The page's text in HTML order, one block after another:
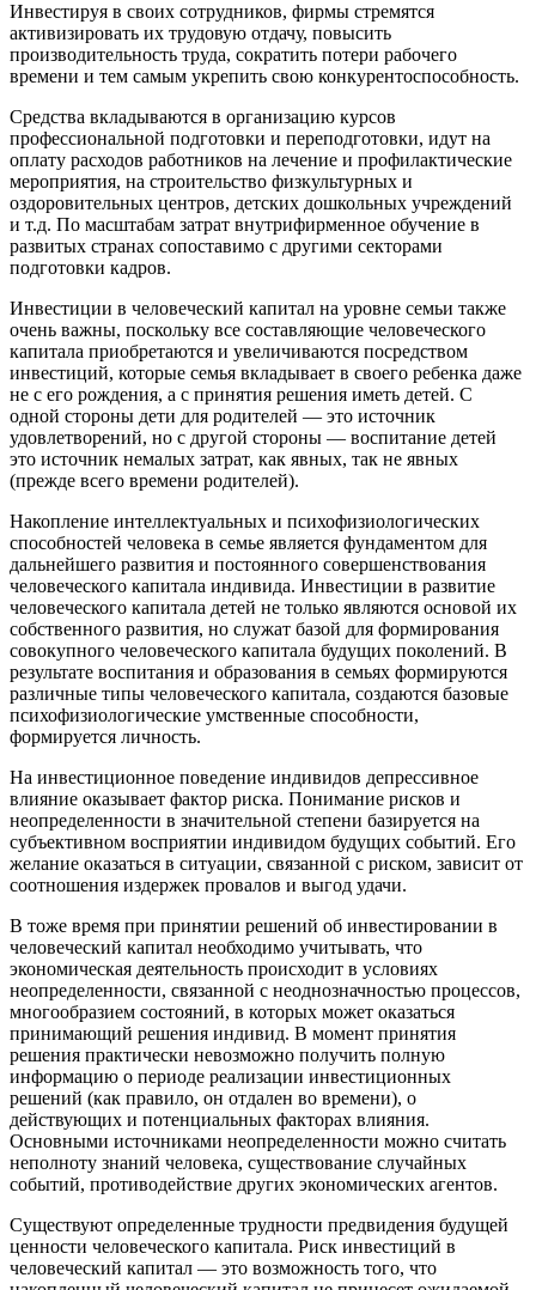
Инвестируя в своих сотрудников, фирмы стремятся
активизировать их трудовую отдачу, повысить
производительность труда, сократить потери рабочего
времени и тем самым укрепить свою конкурентоспособность.
Средства вкладываются в организацию курсов
профессиональной подготовки и переподготовки, идут на
оплату расходов работников на лечение и профилактические
мероприятия, на строительство физкультурных и
оздоровительных центров, детских дошкольных учреждений
и т.д. По масштабам затрат внутрифирменное обучение в
развитых странах сопоставимо с другими секторами
подготовки кадров.
Инвестиции в человеческий капитал на уровне семьи также
очень важны, поскольку все составляющие человеческого
капитала приобретаются и увеличиваются посредством
инвестиций, которые семья вкладывает в своего ребенка даже
не с его рождения, а с принятия решения иметь детей. С
одной стороны дети для родителей — это источник
удовлетворений, но с другой стороны — воспитание детей
это источник немалых затрат, как явных, так не явных
(прежде всего времени родителей).
Накопление интеллектуальных и психофизиологических
способностей человека в семье является фундаментом для
дальнейшего развития и постоянного совершенствования
человеческого капитала индивида. Инвестиции в развитие
человеческого капитала детей не только являются основой их
собственного развития, но служат базой для формирования
совокупного человеческого капитала будущих поколений. В
результате воспитания и образования в семьях формируются
различные типы человеческого капитала, создаются базовые
психофизиологические умственные способности,
формируется личность.
На инвестиционное поведение индивидов депрессивное
влияние оказывает фактор риска. Понимание рисков и
неопределенности в значительной степени базируется на
субъективном восприятии индивидом будущих событий. Его
желание оказаться в ситуации, связанной с риском, зависит от
соотношения издержек провалов и выгод удачи.
В тоже время при принятии решений об инвестировании в
человеческий капитал необходимо учитывать, что
экономическая деятельность происходит в условиях
неопределенности, связанной с неоднозначностью процессов,
многообразием состояний, в которых может оказаться
принимающий решения индивид. В момент принятия
решения практически невозможно получить полную
информацию о периоде реализации инвестиционных
решений (как правило, он отдален во времени), о
действующих и потенциальных факторах влияния.
Основными источниками неопределенности можно считать
неполноту знаний человека, существование случайных
событий, противодействие других экономических агентов.
Существуют определенные трудности предвидения будущей
ценности человеческого капитала. Риск инвестиций в
человеческий капитал — это возможность того, что